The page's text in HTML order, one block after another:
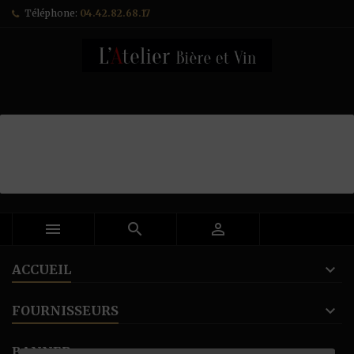
Téléphone: 04.42.82.68.17
  
ACCUEIL
FOURNISSEURS